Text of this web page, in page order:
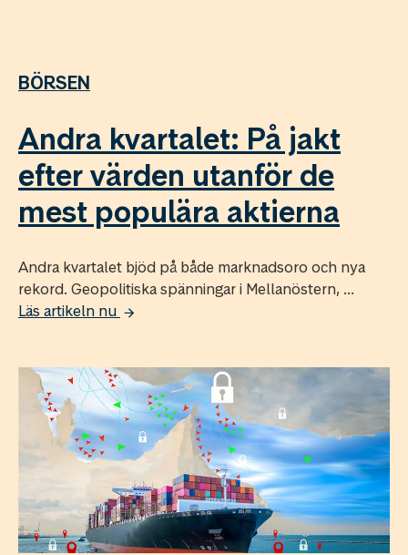
BÖRSEN
Andra kvartalet: På jakt
efter värden utanför de
mest populära aktierna
Andra kvartalet bjöd på både marknadsoro och nya
rekord. Geopolitiska spänningar i Mellanöstern, ...
Läs artikeln nu